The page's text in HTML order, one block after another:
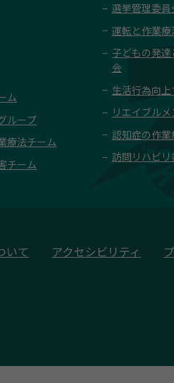
ム
ループ
療法チーム
チーム
選挙管理委員
運転と作業
子どもの発
会
生活行為向
リエイブル
認知症の作
訪問リハビリ
いて アクセシビリティ